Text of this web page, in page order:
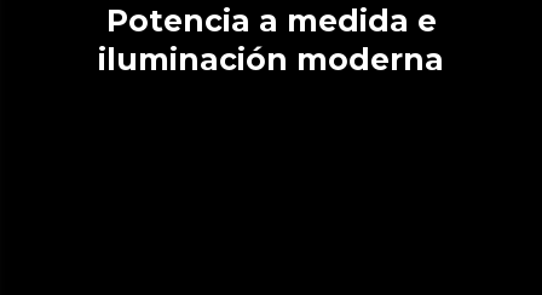
Potencia a medida e
iluminación moderna